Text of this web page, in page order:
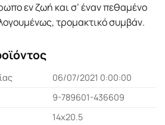
εν ζωή και σ’ έναν πεθαµένο
τροµακτικό συµβάν.
06/07/2021 0:00:00
9-789601-436609
14x20.5